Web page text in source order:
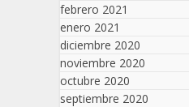
febrero 2021
enero 2021
diciembre 2020
noviembre 2020
octubre 2020
septiembre 2020